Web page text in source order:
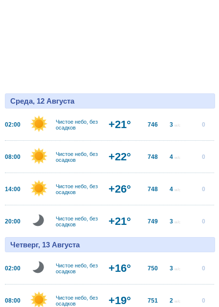
Среда, 12 Августа
02:00
Чистое небо, без
осадков
+21° 746 3 м/с 0
08:00
Чистое небо, без
осадков
+22° 748 4 м/с 0
14:00
Чистое небо, без
осадков
+26° 748 4 м/с 0
20:00
Чистое небо, без
осадков
+21° 749 3 м/с 0
Четверг, 13 Августа
02:00
Чистое небо, без
осадков
+16° 750 3 м/с 0
08:00
Чистое небо, без
осадков
+19° 751 2 м/с 0